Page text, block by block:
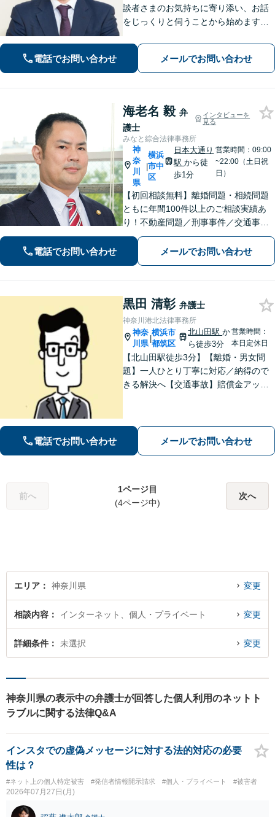
談者さまのお気持ちに寄り添い、お話
をじっくりと伺うことから始めます。
ど他士業とも連携し、問題をワンスト
ップで解決」「交通事故：事故発生直
後から全面サポート」【休日・夜間相
談可】
電話でお問い合わせ メールでお問い合わせ
海老名 毅 弁
護士
インタビューを
見る
みなと綜合法律事務所
神
奈
川
県
|
横浜
市中
区
日本大通り
駅から徒
歩1分
営業時間：09:00
~22:00（土日祝
日）
【初回相談無料】離婚問題・相続問題
ともに年間100件以上のご相談実績あ
り！不動産問題／刑事事件／交通事故
／借金問題／労働問題／債権回収にも
注力。これまで培ったノウハウを最大
限に活かし、最善の解決へ尽力します
電話でお問い合わせ メールでお問い合わせ
黒田 清彰 弁護士
神奈川港北法律事務所
神奈
川県
|
横浜市
都筑区
北山田駅か
ら徒歩3分
営業時間：
本日定休日
【北山田駅徒歩3分】【離婚・男女問
題】一人ひとり丁寧に対応／納得ので
きる解決へ【交通事故】賠償金アップ
続きはもちろん、再発防止策や今後の
生活のフォローも行います。
電話でお問い合わせ メールでお問い合わせ
前へ
1ページ目
(4ページ中)
次へ
エリア 神奈川県 変更
相談内容 インターネット、個人・プライベート 変更
詳細条件 未選択 変更
神奈川県の表示中の弁護士が回答した個人利用のネットト
ラブルに関する法律Q&A
インスタでの虚偽メッセージに対する法的対応の必要
性は？
#ネット上の個人特定被害 #発信者情報開示請求 #個人・プライベート #被害者
2026年07月27日(月)